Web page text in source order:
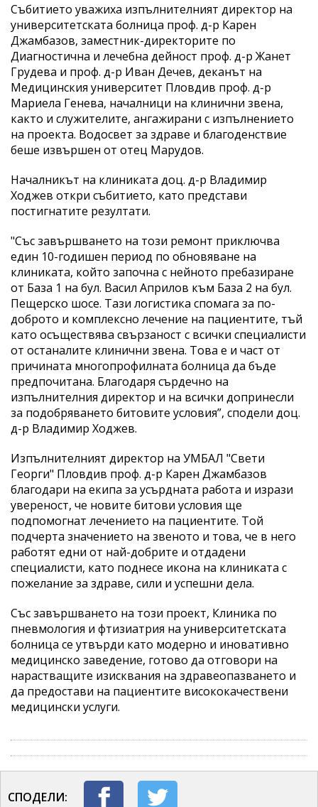
Събитието уважиха изпълнителният директор на
университетската болница проф. д-р Карен
Джамбазов, заместник-директорите по
Диагностична и лечебна дейност проф. д-р Жанет
Грудева и проф. д-р Иван Дечев, деканът на
Медицинския университет Пловдив проф. д-р
Мариела Генева, началници на клинични звена,
както и служителите, ангажирани с изпълнението
на проекта. Водосвет за здраве и благоденствие
беше извършен от отец Марудов.
Началникът на клиниката доц. д-р Владимир
Ходжев откри събитието, като представи
постигнатите резултати.
"Със завършването на този ремонт приключва
един 10-годишен период по обновяване на
клиниката, който започна с нейното пребазиране
от База 1 на бул. Васил Априлов към База 2 на бул.
Пещерско шосе. Тази логистика спомага за по-
доброто и комплексно лечение на пациентите, тъй
като осъществява свързаност с всички специалисти
от останалите клинични звена. Това е и част от
причината многопрофилната болница да бъде
предпочитана. Благодаря сърдечно на
изпълнителния директор и на всички допринесли
за подобряването битовите условия”, сподели доц.
д-р Владимир Ходжев.
Изпълнителният директор на УМБАЛ "Свети
Георги" Пловдив проф. д-р Карен Джамбазов
благодари на екипа за усърдната работа и изрази
увереност, че новите битови условия ще
подпомогнат лечението на пациентите. Той
подчерта значението на звеното и това, че в него
работят едни от най-добрите и отдадени
специалисти, като поднесе икона на клиниката с
пожелание за здраве, сили и успешни дела.
Със завършването на този проект, Клиника по
пневмология и фтизиатрия на университетската
болница се утвърди като модерно и иновативно
медицинско заведение, готово да отговори на
нарастващите изисквания на здравеопазването и
да предостави на пациентите висококачествени
медицински услуги.
СПОДЕЛИ: